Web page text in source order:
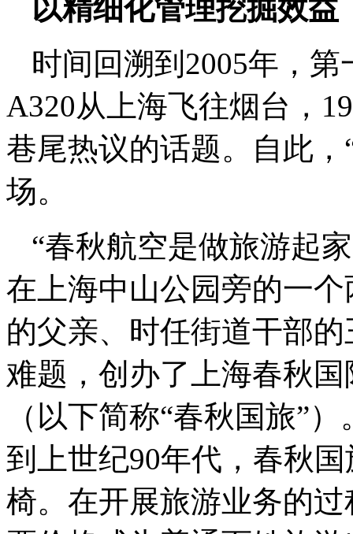
以精细化管理挖掘效益
时间回溯到2005年，
A320从上海飞往烟台，
巷尾热议的话题。自此
场。
“春秋航空是做旅游起
在上海中山公园旁的一
的父亲、时任街道干部
难题，创办了上海春秋
（以下简称“春秋国旅”
到上世纪90年代，春秋
椅。在开展旅游业务的